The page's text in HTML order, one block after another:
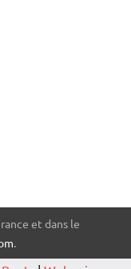
et dans le
.